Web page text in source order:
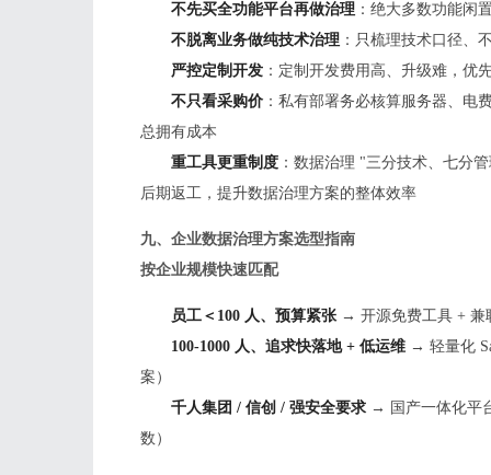
不先买全功能平台再做治理 ：绝大多数功能闲
不脱离业务做纯技术治理 ：只梳理技术口径、
严控定制开发 ：定制开发费用高、升级难，优
不只看采购价 ：私有部署务必核算服务器、电
总拥有成本
重工具更重制度 ：数据治理 "三分技术、七分
后期返工，提升数据治理方案的整体效率
九、企业数据治理方案选型指南
按企业规模快速匹配
员工＜100 人、预算紧张→ 开源免费工具 + 兼
100-1000 人、追求快落地 + 低运维 → 轻量化
案）
千人集团 / 信创 / 强安全要求 → 国产一体化平
数）